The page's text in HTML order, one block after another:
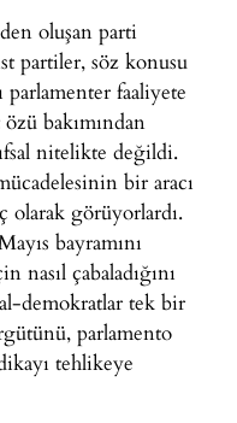
oluşan parti
partiler, söz konusu
faaliyete
bakımından
nitelikte değildi.
bir aracı
olarak görüyorlardı.
bayramını
çabaladığını
demokratlar tek bir
parlamento
tehlikeye